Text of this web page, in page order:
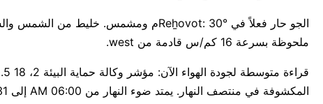
ملحوظة بسرعة 16 كم/س قادمة من west.
المكشوفة في منتصف النهار. يمتد ضوء النهار من 06:00 AM إلى 07:31 PM اليوم — حوالي 13س 31د.